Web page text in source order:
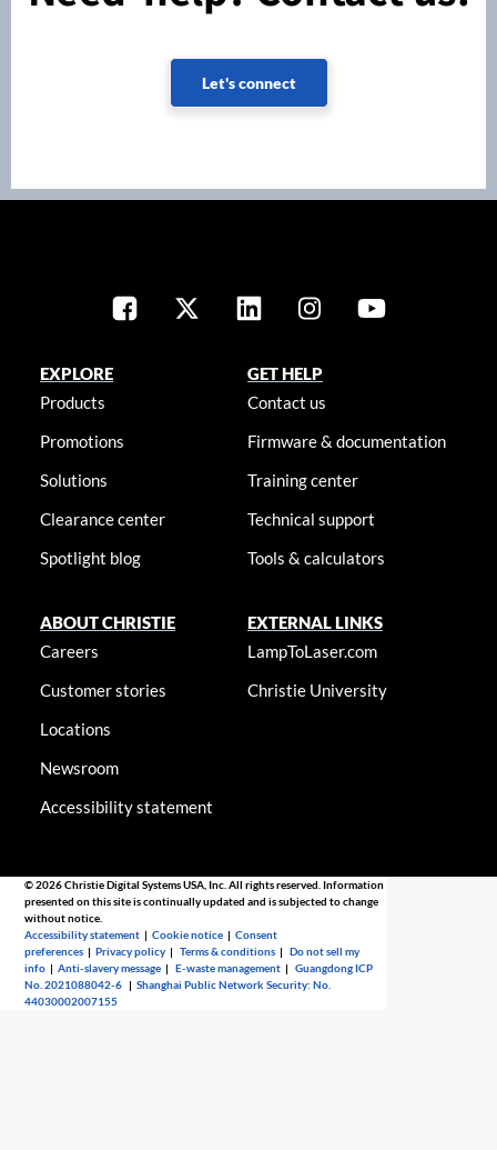
Let's connect
EXPLORE
Products
Promotions
Solutions
Clearance center
Spotlight blog
GET HELP
Contact us
Firmware & documentation
Training center
Technical support
Tools & calculators
ABOUT CHRISTIE
Careers
Customer stories
Locations
Newsroom
Accessibility statement
EXTERNAL LINKS
LampToLaser.com
Christie University
© 2026 Christie Digital Systems USA, Inc. All rights reserved. Information
presented on this site is continually updated and is subjected to change
without notice.
Accessibility statement |Cookie notice |Consent
preferences |Privacy policy |Terms & conditions |Do not sell my
info |Anti-slavery message |E-waste management |Guangdong ICP
No. 2021088042-6 |Shanghai Public Network Security: No.
44030002007155